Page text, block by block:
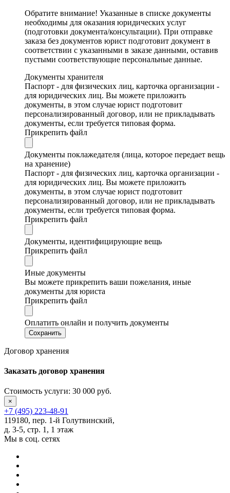
Обратите внимание! Указанные в списке документы
необходимы для оказания юридических услуг
(подготовки документа/консультации). При отправке
заказа без документов юрист подготовит документ в
соответствии с указанными в заказе данными, оставив
пустыми соответствующие персональные данные.
Документы хранителя
Паспорт - для физических лиц, карточка организации -
для юридических лиц. Вы можете приложить
документы, в этом случае юрист подготовит
персонализированный договор, или не прикладывать
документы, если требуется типовая форма.
Прикрепить файл
Документы поклажедателя (лица, которое передает вещь
на хранение)
Паспорт - для физических лиц, карточка организации -
для юридических лиц. Вы можете приложить
документы, в этом случае юрист подготовит
персонализированный договор, или не прикладывать
документы, если требуется типовая форма.
Прикрепить файл
Документы, идентифицирующие вещь
Прикрепить файл
Иные документы
Вы можете прикрепить ваши пожелания, иные
документы для юриста
Прикрепить файл
Оплатить онлайн и получить документы
Договор хранения
Заказать договор хранения
Стоимость услуги: 30 000 руб.
×
+7 (495) 223-48-91
119180, пер. 1-й Голутвинский,
д. 3-5, стр. 1, 1 этаж
Мы в соц. сетях